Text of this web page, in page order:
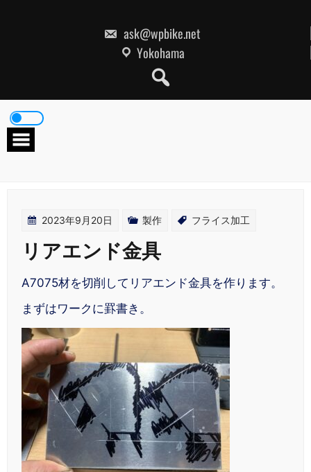
ask@wpbike.net
Yokohama
2023年9月20日 製作 フライス加工
リアエンド金具
A7075材を切削してリアエンド金具を作ります。
まずはワークに罫書き。